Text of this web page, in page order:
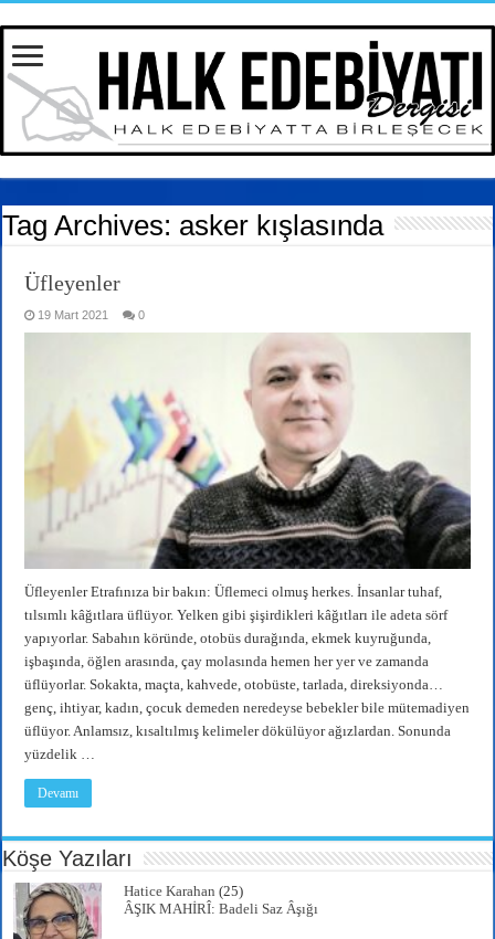
Tag Archives: asker kışlasında
Üfleyenler
19 Mart 2021 0
Üfleyenler Etrafınıza bir bakın: Üflemeci olmuş herkes. İnsanlar tuhaf,
tılsımlı kâğıtlara üflüyor. Yelken gibi şişirdikleri kâğıtları ile adeta sörf
yapıyorlar. Sabahın köründe, otobüs durağında, ekmek kuyruğunda,
işbaşında, öğlen arasında, çay molasında hemen her yer ve zamanda
üflüyorlar. Sokakta, maçta, kahvede, otobüste, tarlada, direksiyonda…
genç, ihtiyar, kadın, çocuk demeden neredeyse bebekler bile mütemadiyen
üflüyor. Anlamsız, kısaltılmış kelimeler dökülüyor ağızlardan. Sonunda
yüzdelik …
Devamı
Köşe Yazıları
Hatice Karahan (25)
ÂŞIK MAHİRÎ: Badeli Saz Âşığı